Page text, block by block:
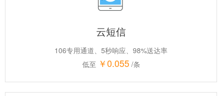
云短信
106专用通道、5秒响应、98%送达率
低至 ￥0.055/条